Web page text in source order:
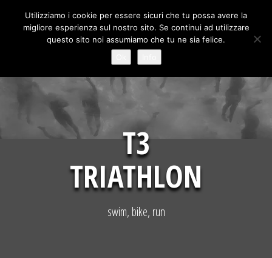
content
T3
TRIATHLON
swim, bike, run
Utilizziamo i cookie per essere sicuri che tu possa avere la
migliore esperienza sul nostro sito. Se continui ad utilizzare
questo sito noi assumiamo che tu ne sia felice.